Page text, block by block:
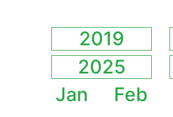
2019
2025
Jan
Feb